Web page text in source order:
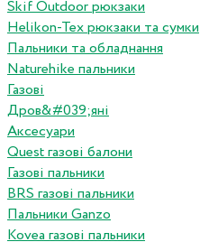
Skif Outdoor рюкзаки
Helikon-Tex рюкзаки та сумки
Пальники та обладнання
Naturehike пальники
Газові
Дров&#039;яні
Аксесуари
Quest газові балони
Газові пальники
BRS газові пальники
Пальники Ganzo
Kovea газові пальники